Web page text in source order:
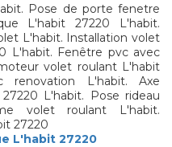
Pose de porte fenetre
L'habit 27220 L'habit.
L'habit. Installation volet
L'habit. Fenêtre pvc avec
volet roulant L'habit
renovation L'habit. Axe
L'habit. Pose rideau
volet roulant L'habit.
27220
L'habit 27220